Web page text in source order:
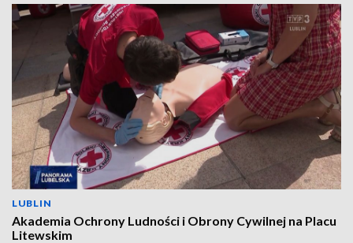
LUBLIN
Akademia Ochrony Ludności i Obrony Cywilnej na Placu
Litewskim